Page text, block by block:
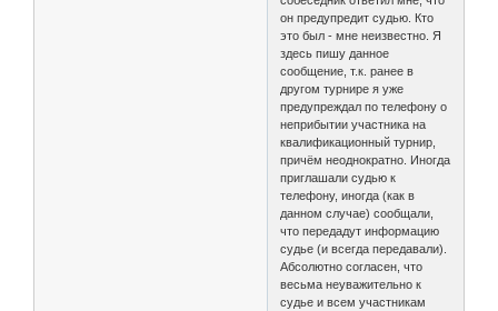
он предупредит судью. Кто
это был - мне неизвестно. Я
здесь пишу данное
сообщение, т.к. ранее в
другом турнире я уже
предупреждал по телефону о
неприбытии участника на
квалификационный турнир,
причём неоднократно. Иногда
приглашали судью к
телефону, иногда (как в
данном случае) сообщали,
что передадут информацию
судье (и всегда передавали).
Абсолютно согласен, что
весьма неуважительно к
судье и всем участникам